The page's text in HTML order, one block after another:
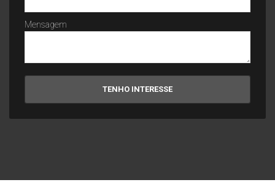
Mensagem
TENHO INTERESSE